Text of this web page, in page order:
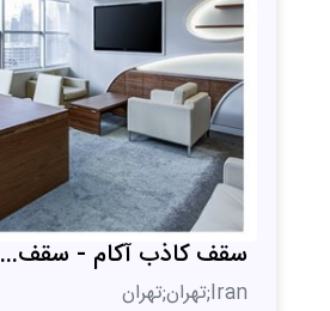
سقف کاذب آکام - سقف...
Iran;تهران;تهران